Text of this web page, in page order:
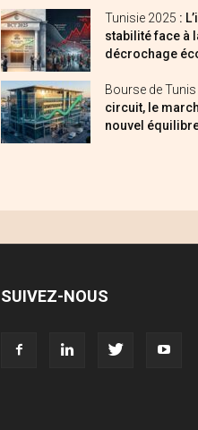
Tunisie 2025 :
stabilité face à
décrochage
Bourse de Tunis
circuit, le
nouvel
SUIVEZ-NOUS